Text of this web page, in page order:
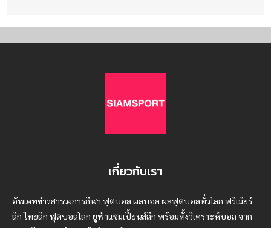
เกี่ยวกับเรา
อัพเดทข่าวสารวงการกีฬา ฟุตบอล ผลบอล ผลฟุตบอลทั่วโลก ฟรีเมียร์
ลีก ไทยลีก ฟุตบอลโลก ยูฟ่าแซมเปี้ยนส์ลีก พร้อมทั้งวิเคราะห์บอล จาก